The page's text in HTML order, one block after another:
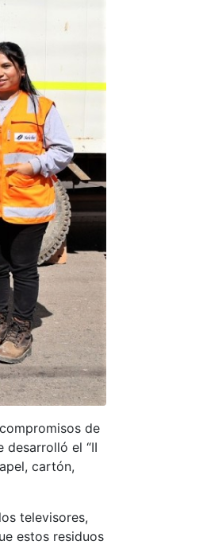
de
desarrolló el “II
cartón,
televisores,
estos residuos